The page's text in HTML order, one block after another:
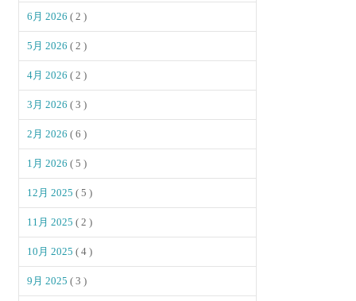
6月 2026( 2 )
5月 2026( 2 )
4月 2026( 2 )
3月 2026( 3 )
2月 2026( 6 )
1月 2026( 5 )
12月 2025( 5 )
11月 2025( 2 )
10月 2025( 4 )
9月 2025( 3 )